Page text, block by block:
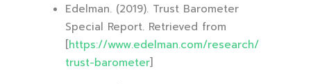
Edelman. (2019). Trust Barometer
Special Report. Retrieved from
[https://www.edelman.com/research/
trust-barometer]